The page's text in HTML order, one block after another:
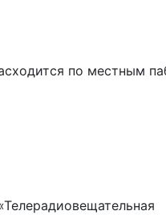
по местным